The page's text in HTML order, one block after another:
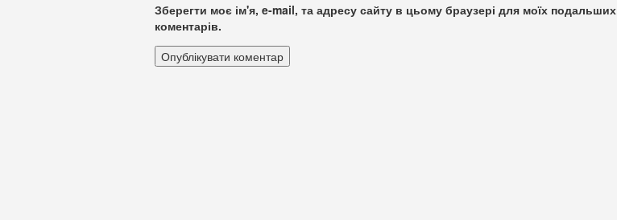
Зберегти моє ім'я, e-mail, та адресу сайту в цьому браузері для моїх подальших
коментарів.